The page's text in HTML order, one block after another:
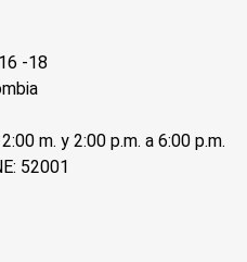
-18
m. y 2:00 p.m. a 6:00 p.m.
52001